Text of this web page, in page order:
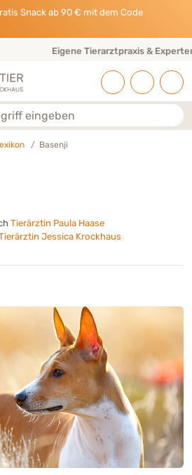
Snack ab 90 € mit dem Code
& Expertenteam
Basenji
Tierärztin Paula Haase
Jessica Krockhaus